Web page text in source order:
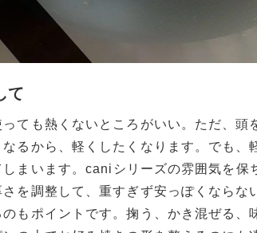
て
ても熱くないところがいい。ただ、頭
るから、軽くしたくなります。でも、
まいます。caniシリーズの雰囲気を保
を調整して、重すぎず安っぽくならな
もポイントです。掬う、かき混ぜる、